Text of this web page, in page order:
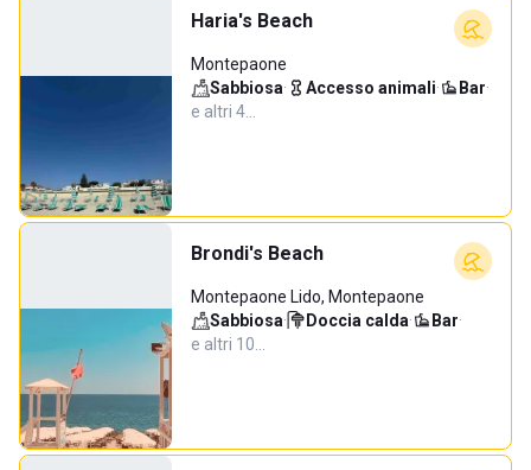
Haria's Beach
Montepaone
Sabbiosa· Accesso animali· Bar·
e altri 4…
Brondi's Beach
Montepaone Lido, Montepaone
Sabbiosa· Doccia calda· Bar·
e altri 10…